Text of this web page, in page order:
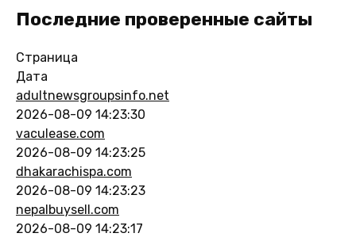
Последние проверенные сайты
Страница
Дата
adultnewsgroupsinfo.net
2026-08-09 14:23:30
vaculease.com
2026-08-09 14:23:25
dhakarachispa.com
2026-08-09 14:23:23
nepalbuysell.com
2026-08-09 14:23:17